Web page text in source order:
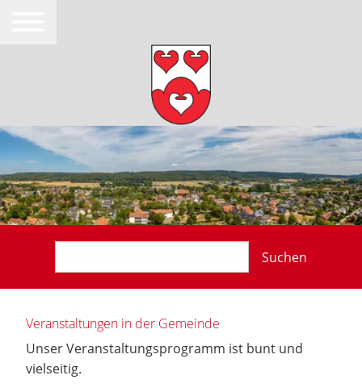
Suchen
Veranstaltungen in der Gemeinde
Unser Veranstaltungsprogramm ist bunt und
vielseitig.